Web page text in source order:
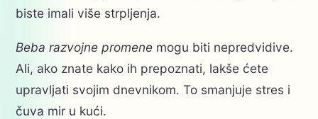
biste imali više strpljenja.
Beba razvojne promene mogu biti nepredvidive.
Ali, ako znate kako ih prepoznati, lakše ćete
upravljati svojim dnevnikom. To smanjuje stres i
čuva mir u kući.